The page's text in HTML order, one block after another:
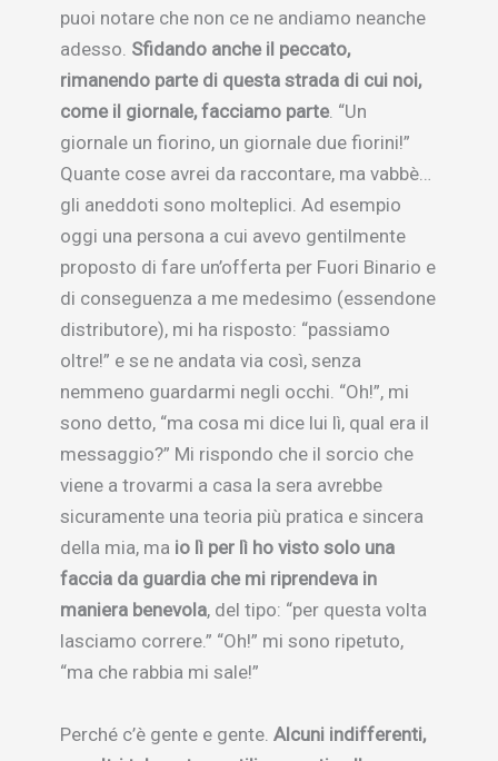
puoi notare che non ce ne andiamo neanche
adesso. Sfidando anche il peccato,
rimanendo parte di questa strada di cui noi,
come il giornale, facciamo parte. “Un
giornale un fiorino, un giornale due fiorini!”
Quante cose avrei da raccontare, ma vabbè…
gli aneddoti sono molteplici. Ad esempio
oggi una persona a cui avevo gentilmente
proposto di fare un’offerta per Fuori Binario e
di conseguenza a me medesimo (essendone
distributore), mi ha risposto: “passiamo
oltre!” e se ne andata via così, senza
nemmeno guardarmi negli occhi. “Oh!”, mi
sono detto, “ma cosa mi dice lui lì, qual era il
messaggio?” Mi rispondo che il sorcio che
viene a trovarmi a casa la sera avrebbe
sicuramente una teoria più pratica e sincera
della mia, ma io lì per lì ho visto solo una
faccia da guardia che mi riprendeva in
maniera benevola, del tipo: “per questa volta
lasciamo correre.” “Oh!” mi sono ripetuto,
“ma che rabbia mi sale!”
Perché c’è gente e gente. Alcuni indifferenti,